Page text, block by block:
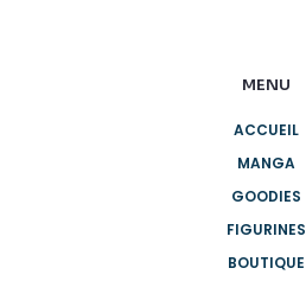
MENU
ACCUEIL
MANGA
GOODIES
FIGURINES
BOUTIQUE